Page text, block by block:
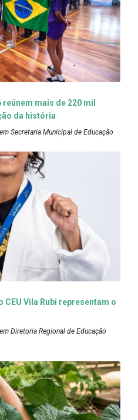
mais de 220 mil
da história
Secretaria Municipal de Educação
Vila Rubi representam o
Diretoria Regional de Educação